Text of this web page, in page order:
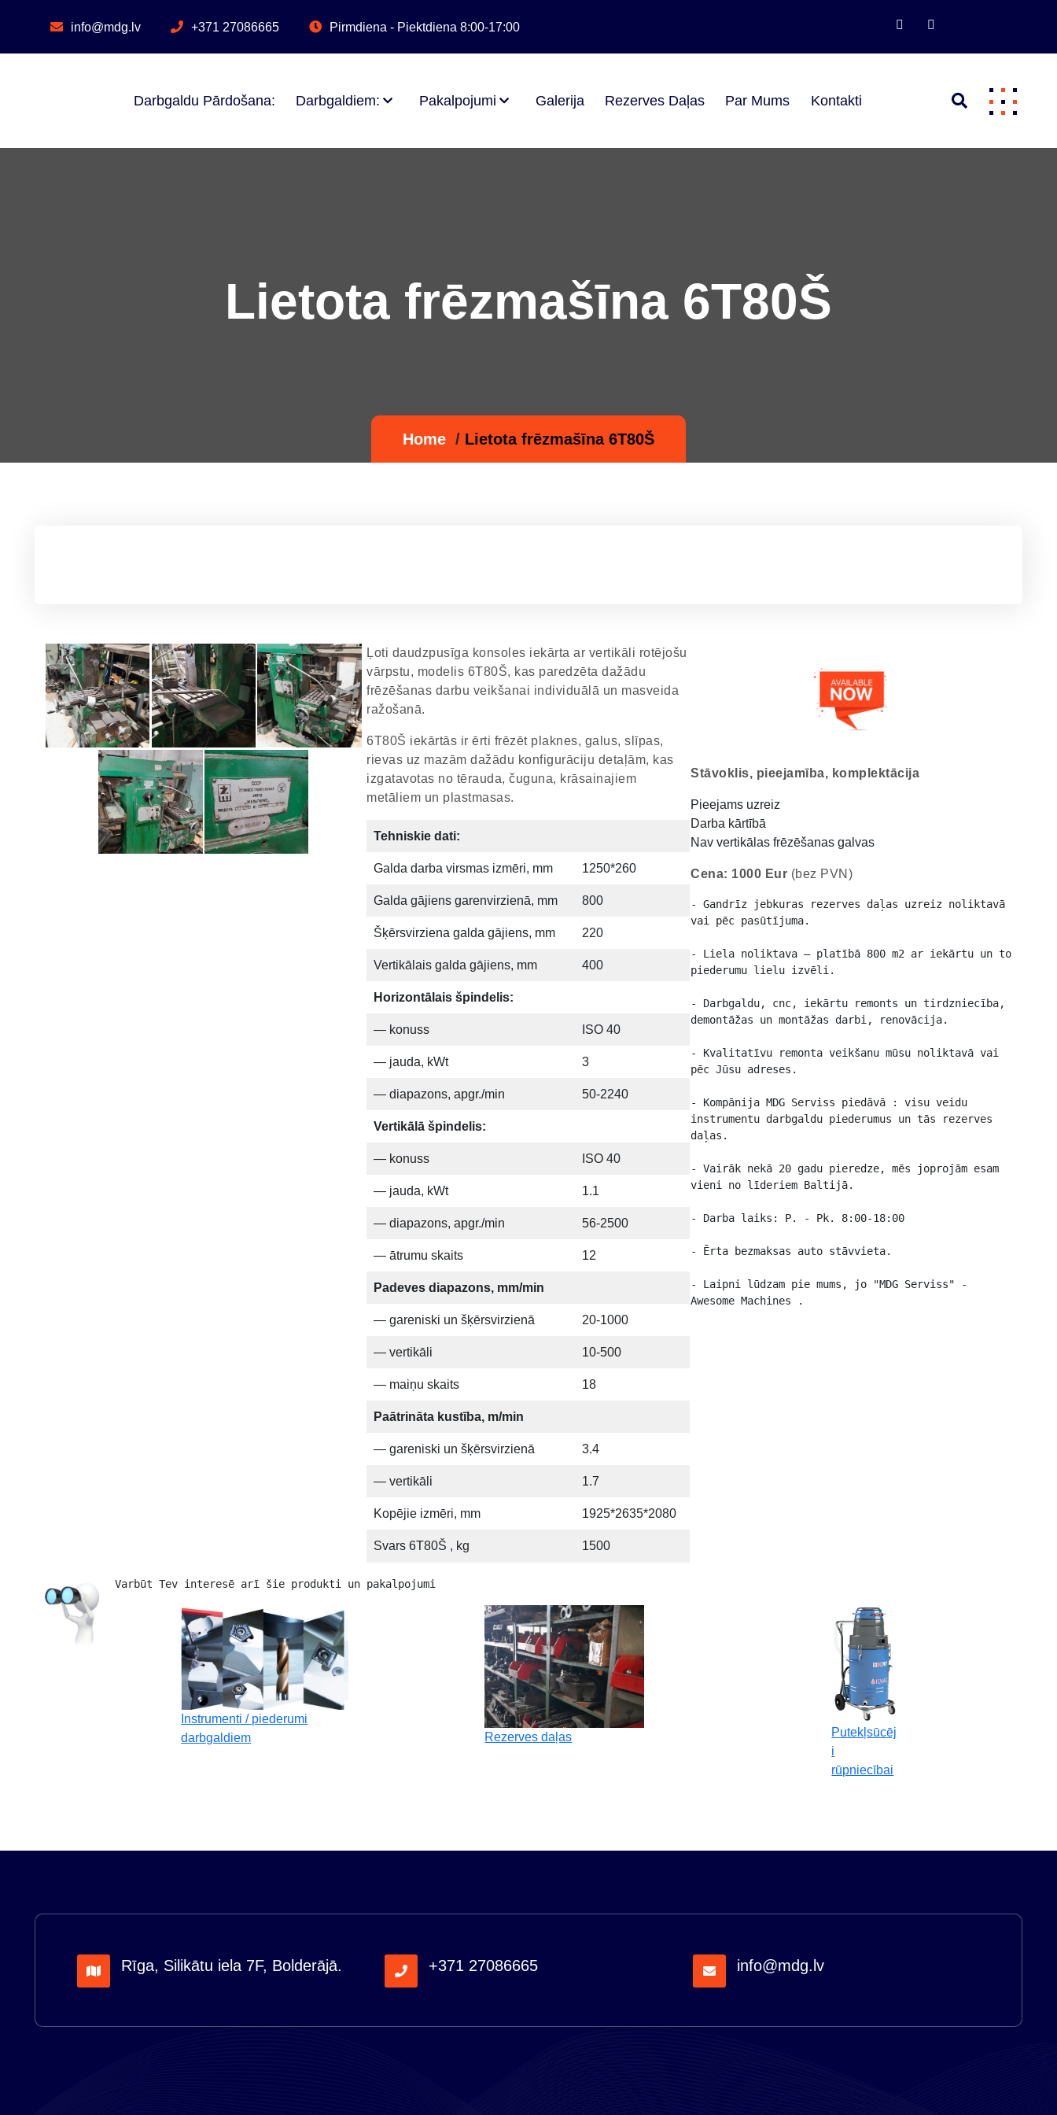
info@mdg.lv +371 27086665 Pirmdiena - Piektdiena 8:00-17:00
Darbgaldu Pārdošana: Darbgaldiem: Pakalpojumi Galerija Rezerves Daļas Par Mums Kontakti
Lietota frēzmašīna 6T80Š
Home / Lietota frēzmašīna 6T80Š
Ļoti daudzpusīga konsoles iekārta ar vertikāli rotējošu
vārpstu, modelis 6T80Š, kas paredzēta dažādu
frēzēšanas darbu veikšanai individuālā un masveida
ražošanā.
6T80Š iekārtās ir ērti frēzēt plaknes, galus, slīpas,
rievas uz mazām dažādu konfigurāciju detaļām, kas
izgatavotas no tērauda, ​​čuguna, krāsainajiem
metāliem un plastmasas.
Tehniskie dati:
Galda darba virsmas izmēri, mm 1250*260
Galda gājiens garenvirzienā, mm 800
Šķērsvirziena galda gājiens, mm 220
Vertikālais galda gājiens, mm 400
Horizontālais špindelis:
— konuss ISO 40
— jauda, ​​kWt 3
— diapazons, apgr./min 50-2240
Vertikālā špindelis:
— konuss ISO 40
— jauda, ​​kWt 1.1
— diapazons, apgr./min 56-2500
— ātrumu skaits 12
Padeves diapazons, mm/min
— gareniski un šķērsvirzienā 20-1000
— vertikāli 10-500
— maiņu skaits 18
Paātrināta kustība, m/min
— gareniski un šķērsvirzienā 3.4
— vertikāli 1.7
Kopējie izmēri, mm 1925*2635*2080
Svars 6Т80Š , kg 1500
Stāvoklis, pieejamība, komplektācija
Pieejams uzreiz
Darba kārtībā
Nav vertikālas frēzēšanas galvas
Cena: 1000 Eur (bez PVN)
- Gandrīz jebkuras rezerves daļas uzreiz noliktavā
vai pēc pasūtījuma.
- Liela noliktava – platībā 800 m2 ar iekārtu un to
piederumu lielu izvēli.
- Darbgaldu, cnc, iekārtu remonts un tirdzniecība,
demontāžas un montāžas darbi, renovācija.
- Kvalitatīvu remonta veikšanu mūsu noliktavā vai
pēc Jūsu adreses.
- Kompānija MDG Serviss piedāvā : visu veidu
instrumentu darbgaldu piederumus un tās rezerves
daļas.
- Vairāk nekā 20 gadu pieredze, mēs joprojām esam
vieni no līderiem Baltijā.
- Darba laiks: P. - Pk. 8:00-18:00
- Ērta bezmaksas auto stāvvieta.
- Laipni lūdzam pie mums, jo "MDG Serviss" -
Awesome Machines .
Varbūt Tev interesē arī šie produkti un pakalpojumi
Instrumenti / piederumi
darbgaldiem
Rezerves daļas
Putekļsūcēj
i
rūpniecībai
Rīga, Silikātu iela 7F, Bolderājā. +371 27086665 info@mdg.lv